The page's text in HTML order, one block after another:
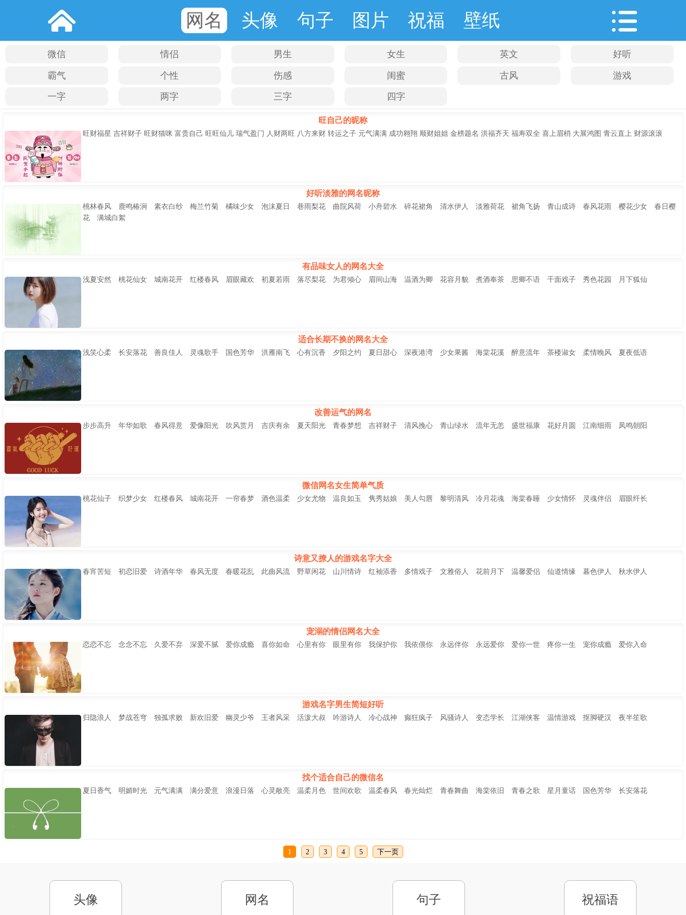
网名 头像 句子 图片 祝福 壁纸
微信 情侣 男生 女生 英文 好听
霸气 个性 伤感 闺蜜 古风 游戏
一字 两字 三字 四字
旺自己的昵称
旺财福星 吉祥财子 旺财猫咪 富贵自己 旺旺仙儿 瑞气盈门 人财两旺 八方来财 转运之子 元气满满 成功翱翔 顺财姐姐 金榜题名 洪福齐天 福寿双全 喜上眉梢 大展鸿图 青云直上 财源滚滚
好听淡雅的网名昵称
桃林春风 鹿鸣椿涧 素衣白纱 梅兰竹菊 橘味少女 泡沫夏日 巷雨梨花 曲院风荷 小舟碧水 碎花裙角 清水伊人 淡雅荷花 裙角飞扬 青山成诗 春风花雨 樱花少女 春日樱
花 满城白絮
有品味女人的网名大全
浅夏安然 桃花仙女 城南花开 红楼春风 眉眼藏欢 初夏若雨 落尽梨花 为君倾心 眉间山海 温酒为卿 花容月貌 煮酒奉茶 思卿不语 千面戏子 秀色花园 月下狐仙
适合长期不换的网名大全
浅笑心柔 长安落花 善良佳人 灵魂歌手 国色芳华 洪雁南飞 心有沉香 夕阳之约 夏日甜心 深夜港湾 少女果酱 海棠花溪 醉意流年 茶楼淑女 柔情晚风 夏夜低语
改善运气的网名
步步高升 年华如歌 春风得意 爱像阳光 吹风赏月 吉庆有余 夏天阳光 青春梦想 吉祥财子 清风挽心 青山绿水 流年无恙 盛世福康 花好月圆 江南细雨 凤鸣朝阳
微信网名女生简单气质
桃花仙子 织梦少女 红楼春风 城南花开 一帘春梦 酒色温柔 少女尤物 温良如玉 隽秀姑娘 美人勾唇 黎明清风 冷月花魂 海棠春睡 少女情怀 灵魂伴侣 眉眼纤长
诗意又撩人的游戏名字大全
春宵苦短 初恋旧爱 诗酒年华 春风无度 春暖花乱 此曲风流 野草闲花 山川情诗 红袖添香 多情戏子 文雅俗人 花前月下 温馨爱侣 仙道情缘 暮色伊人 秋水伊人
宠溺的情侣网名大全
恋恋不忘 念念不忘 久爱不弃 深爱不腻 爱你成瘾 喜你如命 心里有你 眼里有你 我保护你 我依偎你 永远伴你 永远爱你 爱你一世 疼你一生 宠你成瘾 爱你入命
游戏名字男生简短好听
归隐浪人 梦战苍穹 独孤求败 新欢旧爱 幽灵少爷 王者风采 活泼大叔 吟游诗人 冷心战神 癫狂疯子 风骚诗人 变态学长 江湖侠客 温情游戏 抠脚硬汉 夜半笙歌
找个适合自己的微信名
夏日香气 明媚时光 元气满满 满分爱意 浪漫日落 心灵敞亮 温柔月色 世间欢歌 温柔春风 春光灿烂 青春舞曲 海棠依旧 青春之歌 星月童话 国色芳华 长安落花
1 2 3 4 5 下一页
头像 网名 句子 祝福语